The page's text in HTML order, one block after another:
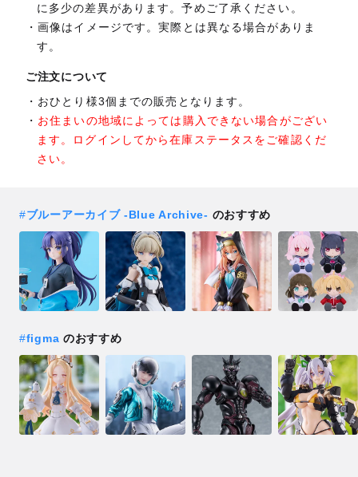
に多少の差異があります。予めご了承ください。
画像はイメージです。実際とは異なる場合がありま
す。
ご注文について
おひとり様3個までの販売となります。
お住まいの地域によっては購入できない場合がござい
ます。ログインしてから在庫ステータスをご確認くだ
さい。
#ブルーアーカイブ -Blue Archive- のおすすめ
#figma のおすすめ